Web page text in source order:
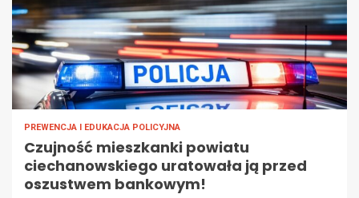
PREWENCJA I EDUKACJA POLICYJNA
Czujność mieszkanki powiatu
ciechanowskiego uratowała ją przed
oszustwem bankowym!